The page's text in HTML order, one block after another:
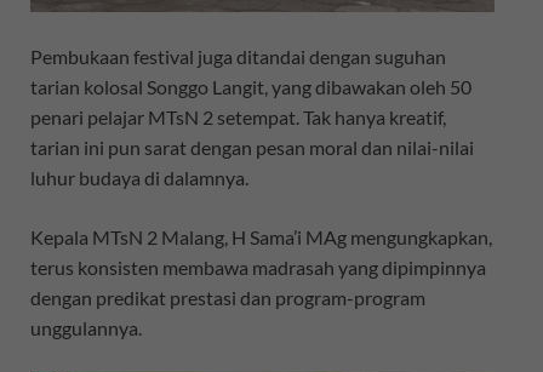
Pembukaan festival juga ditandai dengan suguhan
tarian kolosal Songgo Langit, yang dibawakan oleh 50
penari pelajar MTsN 2 setempat. Tak hanya kreatif,
tarian ini pun sarat dengan pesan moral dan nilai-nilai
luhur budaya di dalamnya.
Kepala MTsN 2 Malang, H Sama’i MAg mengungkapkan,
terus konsisten membawa madrasah yang dipimpinnya
dengan predikat prestasi dan program-program
unggulannya.